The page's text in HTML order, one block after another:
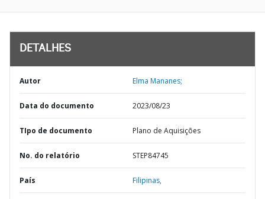
DETALHES
Autor Elma Mananes;
Data do documento 2023/08/23
TIpo de documento Plano de Aquisições
No. do relatório STEP84745
País Filipinas,